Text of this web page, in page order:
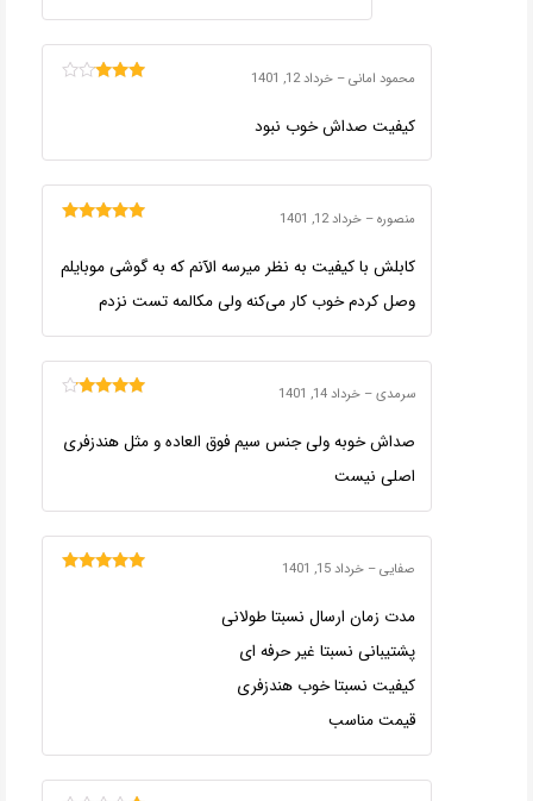
محمود امانی– خرداد 12, 1401
کیفیت صداش خوب نبود
منصوره– خرداد 12, 1401
کابلش با کیفیت به نظر میرسه الآنم که به گوشی موبایلم
وصل کردم خوب کار می‌کنه ولی مکالمه تست نزدم
سرمدی– خرداد 14, 1401
صداش خوبه ولی جنس سیم فوق العاده و مثل هندزفری
اصلی نیست
صفایی– خرداد 15, 1401
مدت زمان ارسال نسبتا طولانی
پشتیبانی نسبتا غیر حرفه ای
کیفیت نسبتا خوب هندزفری
قیمت مناسب